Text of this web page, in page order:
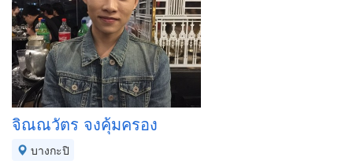
จิณณวัตร จงคุ้มครอง
บางกะปิ